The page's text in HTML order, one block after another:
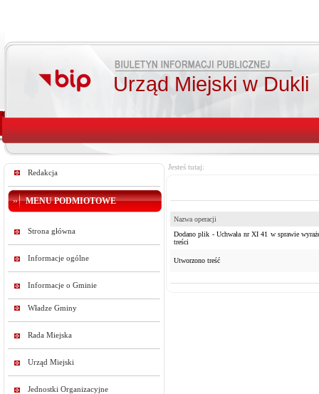
Urząd Miejski w Dukli
Redakcja
MENU PODMIOTOWE
Strona główna
Informacje ogólne
Informacje o Gminie
Władze Gminy
Rada Miejska
Urząd Miejski
Jednostki Organizacyjne
Jesteś tutaj:
Nazwa operacji
Dodano plik - Uchwała nr XI 41 w sprawie
treści
Utworzono treść